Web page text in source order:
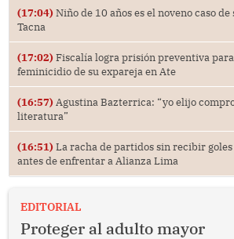
(17:04) Niño de 10 años es el noveno caso
Tacna
(17:02) Fiscalía logra prisión preventiva
feminicidio de su expareja en Ate
(16:57) Agustina Bazterrica: “yo elijo
literatura”
(16:51) La racha de partidos sin recibir goles
antes de enfrentar a Alianza Lima
EDITORIAL
Proteger al adulto mayor